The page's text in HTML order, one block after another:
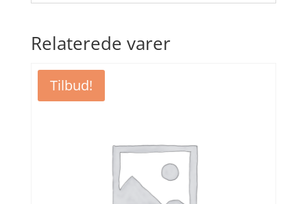
Relaterede varer
Tilbud!